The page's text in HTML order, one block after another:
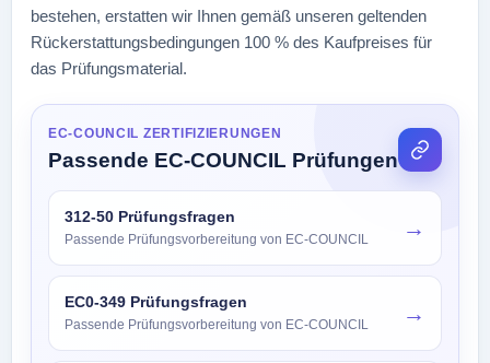
bestehen, erstatten wir Ihnen gemäß unseren geltenden
Rückerstattungsbedingungen 100 % des Kaufpreises für
das Prüfungsmaterial.
EC-COUNCIL ZERTIFIZIERUNGEN
Passende EC-COUNCIL Prüfungen
312-50 Prüfungsfragen
Passende Prüfungsvorbereitung von EC-COUNCIL →
EC0-349 Prüfungsfragen
Passende Prüfungsvorbereitung von EC-COUNCIL →